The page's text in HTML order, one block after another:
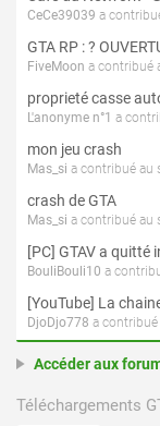
CeCe39039 a
FiveMoon a contribué
proprieté casse
L'anonyme n°1 a
mon jeu crash
Mas_si a contribué au
crash de GTA
Mas_si a contribué au
[PC] GTAV a quitté
BouliBouli10 a
[YouTube] La
DjoDjo778 a
Accéder aux
Téléchargements